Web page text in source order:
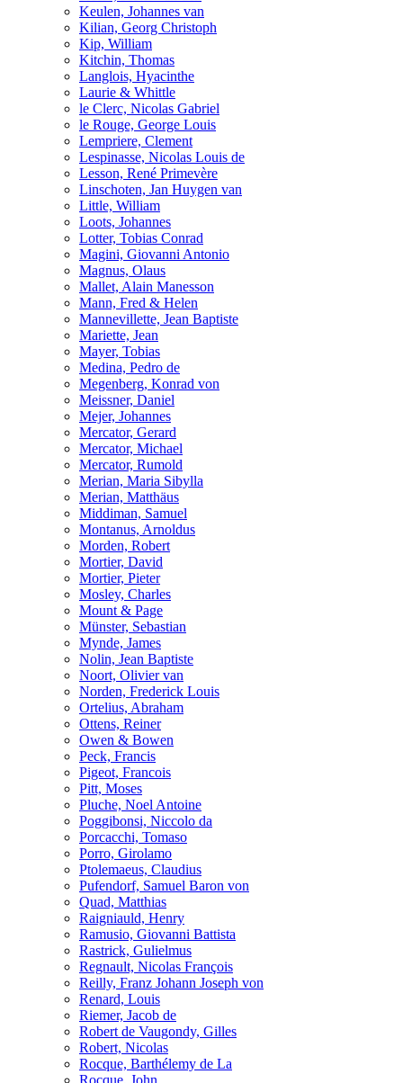
Keulen, Johannes van
Kilian, Georg Christoph
Kip, William
Kitchin, Thomas
Langlois, Hyacinthe
Laurie & Whittle
le Clerc, Nicolas Gabriel
le Rouge, George Louis
Lempriere, Clement
Lespinasse, Nicolas Louis de
Lesson, René Primevère
Linschoten, Jan Huygen van
Little, William
Loots, Johannes
Lotter, Tobias Conrad
Magini, Giovanni Antonio
Magnus, Olaus
Mallet, Alain Manesson
Mann, Fred & Helen
Mannevillette, Jean Baptiste
Mariette, Jean
Mayer, Tobias
Medina, Pedro de
Megenberg, Konrad von
Meissner, Daniel
Mejer, Johannes
Mercator, Gerard
Mercator, Michael
Mercator, Rumold
Merian, Maria Sibylla
Merian, Matthäus
Middiman, Samuel
Montanus, Arnoldus
Morden, Robert
Mortier, David
Mortier, Pieter
Mosley, Charles
Mount & Page
Münster, Sebastian
Mynde, James
Nolin, Jean Baptiste
Noort, Olivier van
Norden, Frederick Louis
Ortelius, Abraham
Ottens, Reiner
Owen & Bowen
Peck, Francis
Pigeot, Francois
Pitt, Moses
Pluche, Noel Antoine
Poggibonsi, Niccolo da
Porcacchi, Tomaso
Porro, Girolamo
Ptolemaeus, Claudius
Pufendorf, Samuel Baron von
Quad, Matthias
Raigniauld, Henry
Ramusio, Giovanni Battista
Rastrick, Gulielmus
Regnault, Nicolas François
Reilly, Franz Johann Joseph von
Renard, Louis
Riemer, Jacob de
Robert de Vaugondy, Gilles
Robert, Nicolas
Rocque, Barthélemy de La
Rocque, John